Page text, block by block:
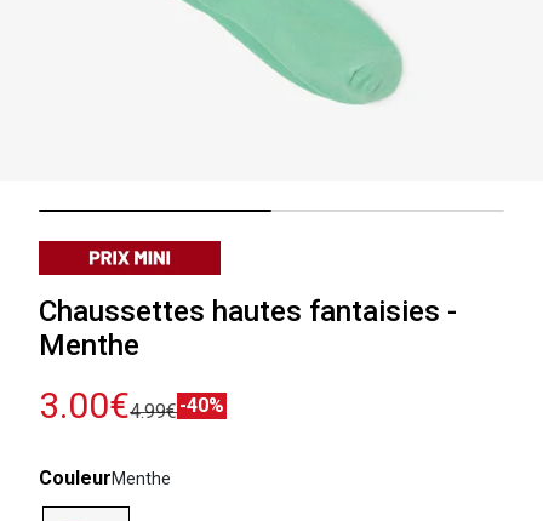
Chaussettes hautes fantaisies -
Menthe
3.00€4.99€-40%
CouleurMenthe